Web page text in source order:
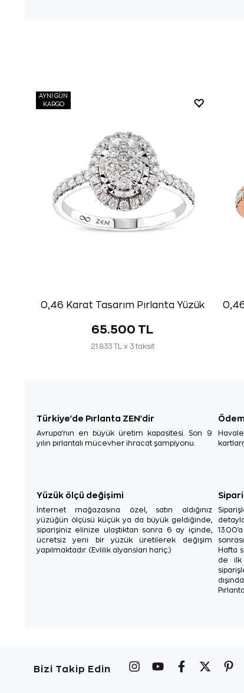
AYNI GÜN
KARGO
0,46 Karat Tasarım Pırlanta Yüzük
65.500 TL
21.833 TL x 3 taksit
Türkiye'de Pırlanta ZEN'dir
Avrupa'nın en büyük üretim kapasitesi. Son 9
yılın pırlantalı mücevher ihracat şampiyonu.
Yüzük ölçü değişimi
İnternet mağazasına özel, satın aldığınız
yüzüğün ölçüsü küçük ya da büyük geldiğinde,
siparişiniz elinize ulaştıktan sonra 6 ay içinde,
ücretsiz yeni bir yüzük üretilerek değişim
yapılmaktadır. (Evlilik alyansları hariç.)
Hafta
de ilk
Bizi Takip Edin